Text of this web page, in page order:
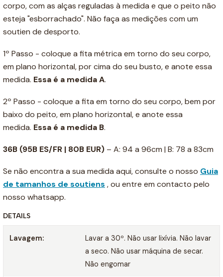
corpo, com as alças reguladas à medida e que o peito não
esteja "esborrachado". Não faça as medições com um
soutien de desporto.
1º Passo - coloque a fita métrica em torno do seu corpo,
em plano horizontal, por cima do seu busto, e anote essa
medida. Essa é a medida A.
2º Passo - coloque a fita em torno do seu corpo, bem por
baixo do peito, em plano horizontal, e anote essa
medida. Essa é a medida B.
36B (95B ES/FR | 80B EUR) – A: 94 a 96cm | B: 78 a 83cm
Se não encontra a sua medida aqui, consulte o nosso Guia
de tamanhos de soutiens , ou entre em contacto pelo
nosso whatsapp.
DETAILS
Lavagem:
Lavar a 30º. Não usar lixívia. Não lavar
a seco. Não usar máquina de secar.
Não engomar